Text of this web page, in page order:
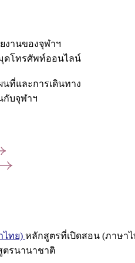
งานของจุฬาฯ
ดโทรศัพท์ออนไลน์
นที่และการเดินทาง
กับจุฬาฯ
ไทย) หลักสูตรที่เปิดสอน (ภาษาไ
ตรนานาชาติ